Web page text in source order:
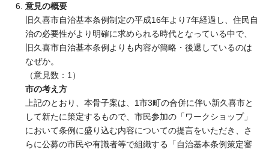
意見の概要
旧久喜市自治基本条例制定の平成16年より7年経過し、住民自
治の必要性がより明確に求められる時代となっている中で、
旧久喜市自治基本条例よりも内容が簡略・後退しているのは
なぜか。
（意見数：1）
市の考え方
上記のとおり、本骨子案は、1市3町の合併に伴い新久喜市と
して新たに策定するもので、市民参加の「ワークショップ」
において条例に盛り込む内容についての提言をいただき、さ
らに公募の市民や有識者等で組織する「自治基本条例策定審